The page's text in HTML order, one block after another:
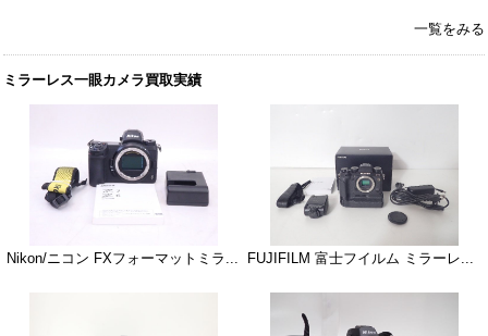
一覧をみる
ミラーレス一眼カメラ買取実績
Nikon/ニコン FXフォーマットミラ... FUJIFILM 富士フイルム ミラーレ...